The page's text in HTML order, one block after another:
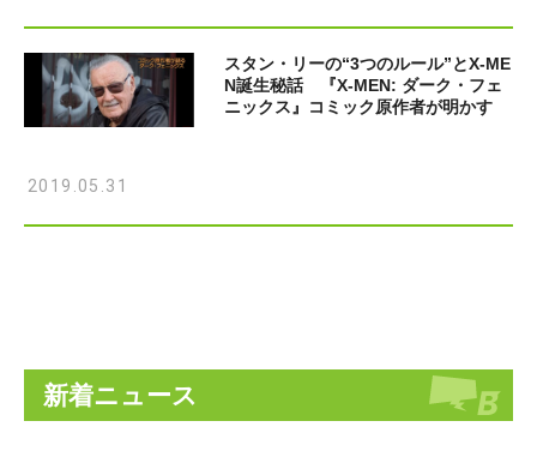
スタン・リーの“3つのルール”とX-ME
N誕生秘話 『X-MEN: ダーク・フェ
ニックス』コミック原作者が明かす
2019.05.31
新着ニュース